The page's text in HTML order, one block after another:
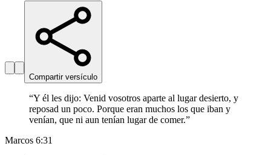
Compartir versículo
“Y él les dijo: Venid vosotros aparte al lugar desierto, y
reposad un poco. Porque eran muchos los que iban y
venían, que ni aun tenían lugar de comer.”
Marcos 6:31